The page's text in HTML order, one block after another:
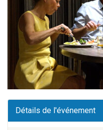
Détails de l'événement